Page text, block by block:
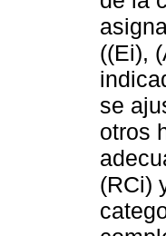
((Ei),
se
otros
(RCi)